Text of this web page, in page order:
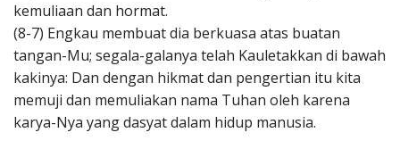
kemuliaan dan hormat.
(8-7) Engkau membuat dia berkuasa atas buatan
tangan-Mu; segala-galanya telah Kauletakkan di bawah
kakinya: Dan dengan hikmat dan pengertian itu kita
memuji dan memuliakan nama Tuhan oleh karena
karya-Nya yang dasyat dalam hidup manusia.